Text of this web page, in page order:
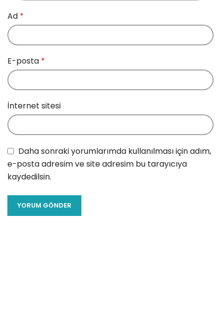
Ad *
E-posta *
İnternet sitesi
Daha sonraki yorumlarımda kullanılması için adım,
e-posta adresim ve site adresim bu tarayıcıya
kaydedilsin.